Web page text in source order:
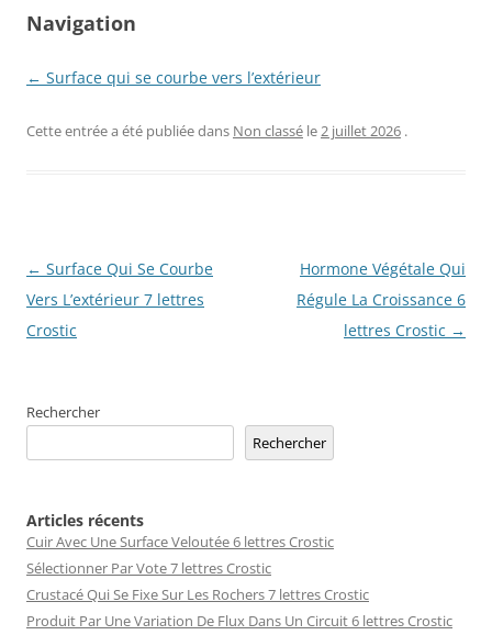
Navigation
← Surface qui se courbe vers l’extérieur
Cette entrée a été publiée dans Non classé le2 juillet 2026 .
Navigation
des
articles
← Surface Qui Se Courbe
Vers L’extérieur 7 lettres
Crostic
Hormone Végétale Qui
Régule La Croissance 6
lettres Crostic →
Rechercher
Rechercher
Articles récents
Cuir Avec Une Surface Veloutée 6 lettres Crostic
Sélectionner Par Vote 7 lettres Crostic
Crustacé Qui Se Fixe Sur Les Rochers 7 lettres Crostic
Produit Par Une Variation De Flux Dans Un Circuit 6 lettres Crostic